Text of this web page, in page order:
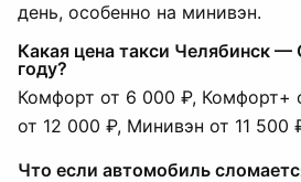
день, особенно на минивэн.
Какая цена такси Челябинск
году?
Комфорт от 6 000 ₽, Комфорт+
от 12 000 ₽, Минивэн от 11 500
Что если автомобиль